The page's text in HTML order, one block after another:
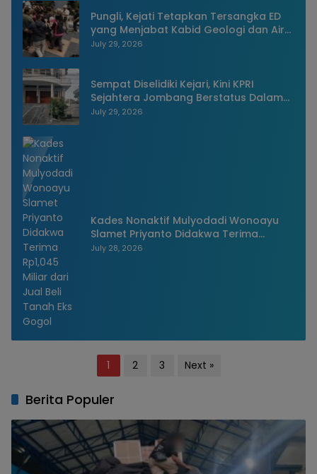
Pungli, Kejati Tetapkan Tersangka ED
yang Menjabat Kabid Geologi dan Air
Tanah Dinas ESDM Jatim
July 29, 2026
Sempat Diselidiki Kejari, Kini KPRI
Sejahtera Jombang Berstatus Dalam
Pengawasan
July 29, 2026
Kades Nonaktif Mulyodadi Wonoayu
Slamet Priyanto Didakwa Terima
Rp1,045 Miliar dari Jual Beli Tanah Eks
July 28, 2026
1 2 3 Next »
Berita Populer